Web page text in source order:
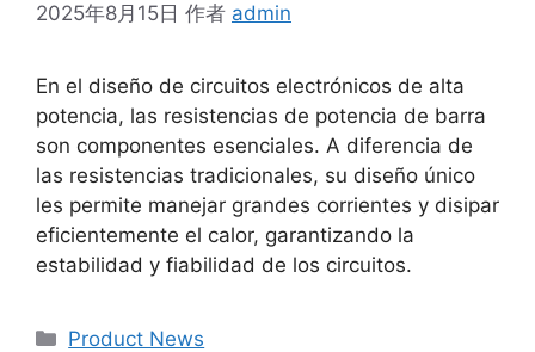
2025年8月15日 作者 admin
En el diseño de circuitos electrónicos de alta
potencia, las resistencias de potencia de barra
son componentes esenciales. A diferencia de
las resistencias tradicionales, su diseño único
les permite manejar grandes corrientes y disipar
eficientemente el calor, garantizando la
estabilidad y fiabilidad de los circuitos.
Product News